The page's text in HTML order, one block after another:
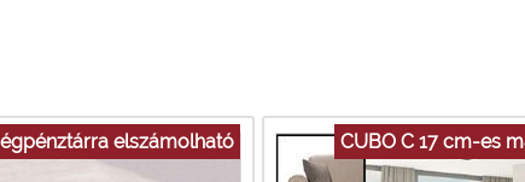
elszámolható CUBO C 17 cm-es